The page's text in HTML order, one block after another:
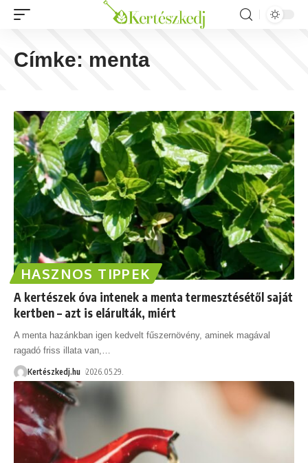
Címke: menta
HASZNOS TIPPEK
A kertészek óva intenek a menta termesztésétől saját
kertben – azt is elárulták, miért
A menta hazánkban igen kedvelt fűszernövény, aminek magával
ragadó friss illata van,
Kertészkedj.hu 2026.05.29.